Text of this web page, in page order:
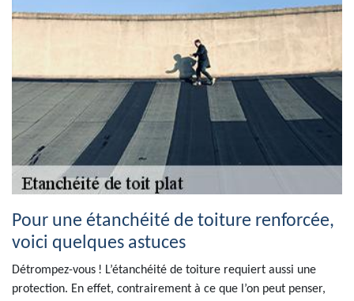
Pour une étanchéité de toiture renforcée,
voici quelques astuces
Détrompez-vous ! L’étanchéité de toiture requiert aussi une
protection. En effet, contrairement à ce que l’on peut penser,